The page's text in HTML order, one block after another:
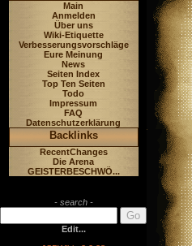
Main
Anmelden
Über uns
Wiki-Etiquette
Verbesserungsvorschläge
Eure Meinung
News
Seiten Index
Top Ten Seiten
Todo
Impressum
FAQ
Datenschutzerklärung
Backlinks
RecentChanges
Die Arena
GEISTERBESCHWÖ...
- search -
Edit...